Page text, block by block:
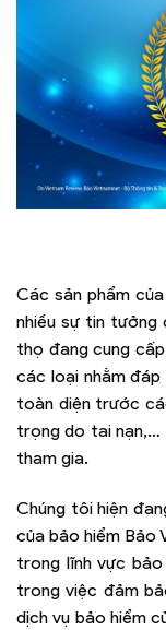
Các sản phẩm
nhiều sự tin tưởng
thọ đang cung
các loại nhằm
toàn diện trước
trọng do tai nạn,…
tham gia.
Chúng tôi hiện
của bảo hiểm Bảo
trong lĩnh vực
trong việc đảm
dịch vụ bảo hiểm